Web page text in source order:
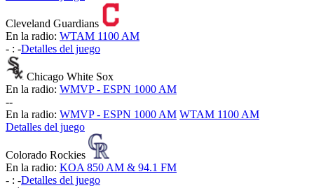
Cleveland Guardians
En la radio: WTAM 1100 AM
- : -Detalles del juego
Chicago White Sox
En la radio: WMVP - ESPN 1000 AM
--
En la radio: WMVP - ESPN 1000 AM WTAM 1100 AM
Detalles del juego
Colorado Rockies
En la radio: KOA 850 AM & 94.1 FM
- : -Detalles del juego